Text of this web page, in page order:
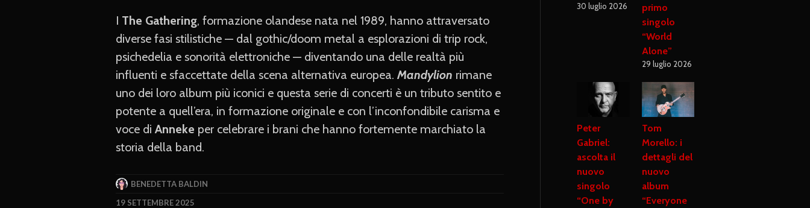
I The Gathering, formazione olandese nata nel 1989, hanno attraversato
diverse fasi stilistiche — dal gothic/doom metal a esplorazioni di trip rock,
psichedelia e sonorità elettroniche — diventando una delle realtà più
influenti e sfaccettate della scena alternativa europea. Mandylion rimane
uno dei loro album più iconici e questa serie di concerti è un tributo sentito e
potente a quell’era, in formazione originale e con l’inconfondibile carisma e
voce di Anneke per celebrare i brani che hanno fortemente marchiato la
storia della band.
BENEDETTA BALDIN
19 SETTEMBRE 2025
30 luglio 2026
primo
singolo
“World
Alone”
29 luglio 2026
Peter
Gabriel:
ascolta il
nuovo
singolo
“One by
Tom
Morello: i
dettagli del
nuovo
album
“Everyone